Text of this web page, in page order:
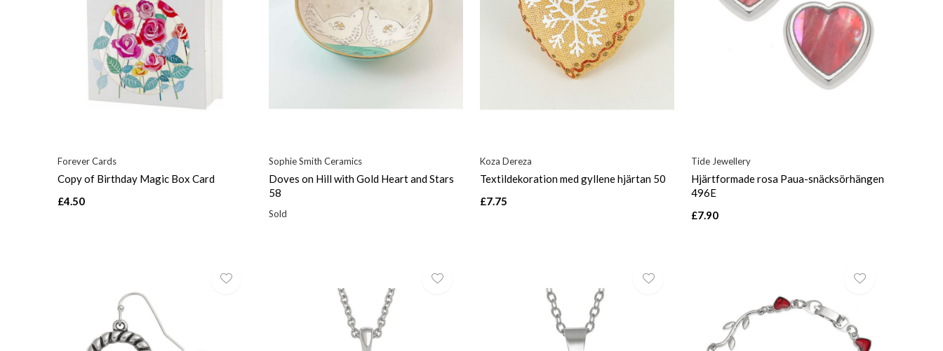
Forever Cards
Copy of Birthday Magic Box Card
£4.50
Sophie Smith Ceramics
Doves on Hill with Gold Heart and Stars
58
Sold
Koza Dereza
Textildekoration med gyllene hjärtan 50
£7.75
Tide Jewellery
Hjärtformade rosa Paua-snäcksörhängen
496E
£7.90